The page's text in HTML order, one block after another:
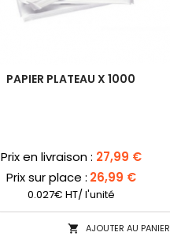
PAPIER PLATEAU X 1000
Prix
Prix en livraison : 27,99 €
Prix sur place : 26,99 €
0.027€ HT/ l'unité
 AJOUTER AU PANIER